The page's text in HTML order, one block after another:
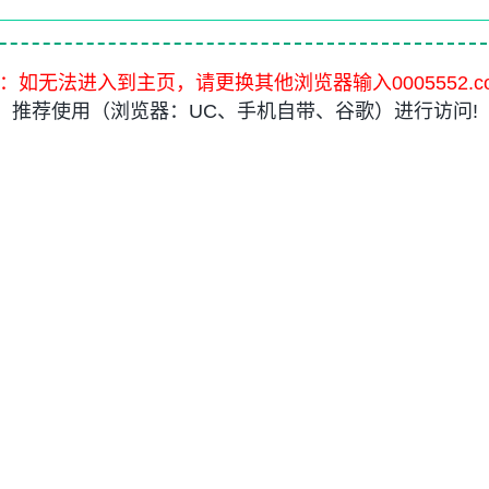
如无法进入到主页，请更换其他浏览器输入
推荐使用（浏览器：UC、手机自带、谷歌）进行访问!